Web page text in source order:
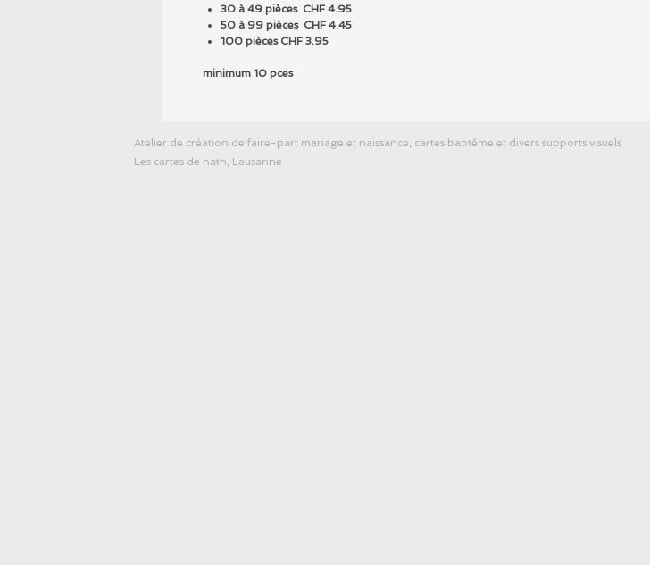
30 à 49 pièces CHF 4.95
50 à 99 pièces CHF 4.45
100 pièces CHF 3.95
minimum 10 pces
Atelier de création de faire-part mariage et naissance, cartes baptême et divers supports visuels
Les cartes de nath, Lausanne